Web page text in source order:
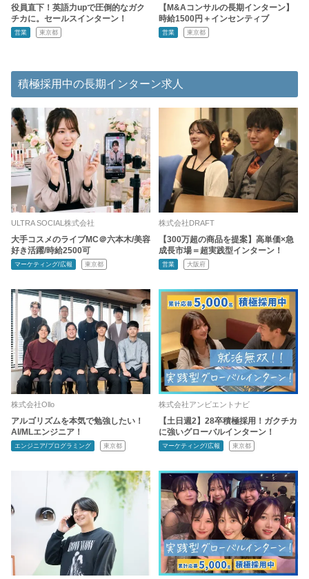
役員直下！英語力upで圧倒的なガク
チカに。セールスインターン！
営業 東京都
【M&Aコンサルの長期インターン】
時給1500円＋インセンティブ
営業 東京都
積極採用中の長期インターン求人
ULTRA SOCIAL株式会社
大手コスメのライブMC＠六本木/美容
好き活躍/時給2500可
マーケティング/広報 東京都
株式会社DRAFT
【300万超の商品を提案】高単価×急
成長市場＝超実践型インターン！
営業 大阪府
株式会社Ollo
アルゴリズムを本気で勉強したい！
AI/MLエンジニア！
エンジニア/プログラミング 東京都
株式会社アンビエントナビ
【土日週2】28卒積極採用！ガクチカ
に強いグローバルインターン！
マーケティング/広報 東京都